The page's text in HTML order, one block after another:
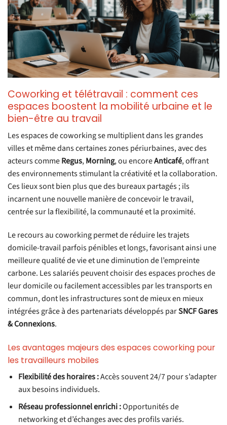
Coworking et télétravail : comment ces
espaces boostent la mobilité urbaine et le
bien-être au travail
Les espaces de coworking se multiplient dans les grandes
villes et même dans certaines zones périurbaines, avec des
acteurs commeRegus,Morning, ou encoreAnticafé, offrant
des environnements stimulant la créativité et la collaboration.
Ces lieux sont bien plus que des bureaux partagés ; ils
incarnent une nouvelle manière de concevoir le travail,
centrée sur la flexibilité, la communauté et la proximité.
Le recours au coworking permet de réduire les trajets
domicile-travail parfois pénibles et longs, favorisant ainsi une
meilleure qualité de vie et une diminution de l’empreinte
carbone. Les salariés peuvent choisir des espaces proches de
leur domicile ou facilement accessibles par les transports en
commun, dont les infrastructures sont de mieux en mieux
intégrées grâce à des partenariats développés parSNCF Gares
& Connexions.
Les avantages majeurs des espaces coworking pour
les travailleurs mobiles
Flexibilité des horaires :Accès souvent 24/7 pour s’adapter
aux besoins individuels.
Réseau professionnel enrichi :Opportunités de
networking et d’échanges avec des profils variés.